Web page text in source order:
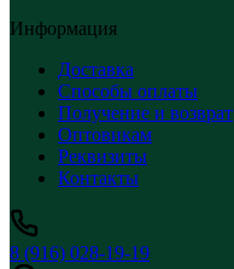
Информация
Доставка
Способы оплаты
Получение и возврат
Оптовикам
Реквизиты
Контакты
8 (916) 028-19-19